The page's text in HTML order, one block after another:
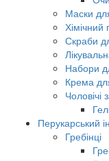
Маски
Хімічний
Скраби
Набори
Крема
Чоловічі
Перукарський
Гребінці